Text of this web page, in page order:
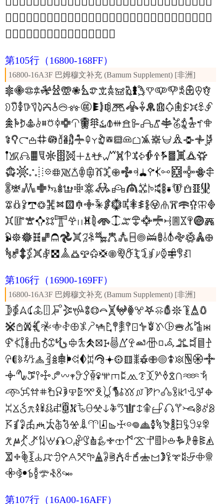
𖟒𖟓𖟔𖟕𖟖𖟗𖟘𖟙𖟚𖟛𖟜𖟝𖟞𖟟𖟠𖟡𖟢𖟣𖟤𖟥𖟦𖟧𖟨𖟩𖟪𖟫𖟬𖟭𖟮𖟯
𖟰𖟱𖟲𖟳𖟴𖟵𖟶𖟷𖟸𖟹𖟺𖟻𖟼𖟽𖟾𖟿
第105行 （16800-168FF）
16800-16A3F 巴姆穆文补充 (Bamum Supplement) [非洲]
𖠀𖠁𖠂𖠃𖠄𖠅𖠆𖠇𖠈𖠉𖠊𖠋𖠌𖠍𖠎𖠏𖠐𖠑𖠒𖠓𖠔𖠕𖠖
𖠗𖠘𖠙𖠚𖠛𖠜𖠝𖠞𖠟𖠠𖠡𖠢𖠣𖠤𖠥𖠦𖠧𖠨𖠩𖠪𖠫𖠬𖠭𖠮𖠯
𖠰𖠱𖠲𖠳𖠴𖠵𖠶𖠷𖠸𖠹𖠺𖠻𖠼𖠽𖠾𖠿𖡀𖡁𖡂𖡃𖡄𖡅𖡆𖡇𖡈
𖡉𖡊𖡋𖡌𖡍𖡎𖡏𖡐𖡑𖡒𖡓𖡔𖡕𖡖𖡗𖡘𖡙𖡚𖡛𖡜𖡝𖡞𖡟𖡠
𖡡𖡢𖡣𖡤𖡥𖡦𖡧𖡨𖡩𖡪𖡫𖡬𖡭𖡮𖡯𖡰𖡱𖡲𖡳𖡴𖡵𖡶𖡷
𖡸𖡹𖡺𖡻𖡼𖡽𖡾𖡿𖢀𖢁𖢂𖢃𖢄𖢅𖢆𖢇𖢈𖢉𖢊𖢋𖢌𖢍𖢎
𖢏𖢐𖢑𖢒𖢓𖢔𖢕𖢖𖢗𖢘𖢙𖢚𖢛𖢜𖢝𖢞𖢟𖢠𖢡𖢢𖢣
𖢤𖢥𖢦𖢧𖢨𖢩𖢪𖢫𖢬𖢭𖢮𖢯𖢰𖢱𖢲𖢳𖢴𖢵𖢶𖢷𖢸𖢹𖢺𖢻
𖢼𖢽𖢾𖢿𖣀𖣁𖣂𖣃𖣄𖣅𖣆𖣇𖣈𖣉𖣊𖣋𖣌𖣍𖣎𖣏𖣐𖣑
𖣒𖣓𖣔𖣕𖣖𖣗𖣘𖣙𖣚𖣛𖣜𖣝𖣞𖣟𖣠𖣡𖣢𖣣𖣤𖣥𖣦𖣧𖣨
𖣩𖣪𖣫𖣬𖣭𖣮𖣯𖣰𖣱𖣲𖣳𖣴𖣵𖣶𖣷𖣸𖣹𖣺𖣻𖣼𖣽𖣾𖣿
第106行 （16900-169FF）
16800-16A3F 巴姆穆文补充 (Bamum Supplement) [非洲]
𖤀𖤁𖤂𖤃𖤄 𖤅 𖤆𖤇𖤈𖤉𖤊𖤋𖤌𖤍𖤎𖤏𖤐𖤑𖤒𖤓𖤔𖤕𖤖
𖤗𖤘𖤙𖤚𖤛𖤜𖤝𖤞𖤟𖤠𖤡𖤢𖤣𖤤𖤥𖤦𖤧𖤨𖤩𖤪𖤫𖤬𖤭𖤮
𖤯𖤰𖤱𖤲𖤳𖤴𖤵𖤶𖤷𖤸𖤹𖤺𖤻𖤼𖤽𖤾𖤿𖥀𖥁𖥂𖥃𖥄𖥅𖥆
𖥇𖥈𖥉𖥊𖥋𖥌𖥍𖥎𖥏𖥐𖥑𖥒𖥓𖥔𖥕𖥖𖥗𖥘𖥙𖥚𖥛𖥜𖥝𖥞𖥟
𖥠𖥡𖥢𖥣𖥤𖥥𖥦𖥧𖥨𖥩𖥪𖥫𖥬𖥭𖥮𖥯𖥰𖥱𖥲𖥳𖥴𖥵𖥶𖥷
𖥸𖥹𖥺𖥻𖥼𖥽𖥾𖥿𖦀𖦁𖦂𖦃𖦄𖦅𖦆𖦇𖦈𖦉𖦊𖦋𖦌𖦍𖦎𖦏
𖦐𖦑𖦒𖦓𖦔𖦕𖦖𖦗𖦘𖦙𖦚𖦛𖦜𖦝𖦞𖦟𖦠𖦡𖦢𖦣𖦤𖦥𖦦𖦧𖦨𖦩
𖦪𖦫𖦬𖦭𖦮𖦯𖦰𖦱𖦲𖦳𖦴𖦵𖦶𖦷𖦸𖦹𖦺𖦻𖦼𖦽𖦾𖦿𖧀𖧁𖧂𖧃
𖧄𖧅𖧆𖧇𖧈𖧉𖧊𖧋𖧌𖧍𖧎𖧏𖧐𖧑𖧒𖧓𖧔𖧕𖧖𖧗𖧘𖧙𖧚𖧛𖧜
𖧝𖧞𖧟𖧠𖧡𖧢𖧣𖧤𖧥𖧦𖧧𖧨𖧩𖧪𖧫𖧬𖧭𖧮𖧯𖧰𖧱𖧲𖧳𖧴𖧵𖧶
𖧷𖧸𖧹𖧺𖧻𖧼𖧽𖧾𖧿
第107行 （16A00-16AFF）